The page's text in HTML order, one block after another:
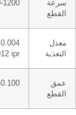
سرعة
القطع
800-1200
معدل
التغذية
ipr
عمق
القطع
0.020-